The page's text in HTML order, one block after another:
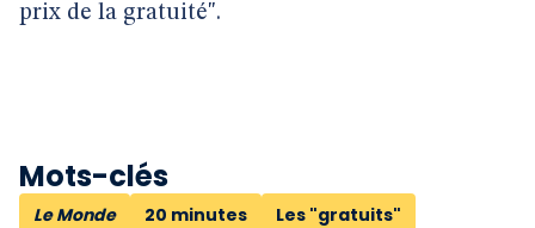
prix de la gratuité".
Mots-clés
Le Monde 20 minutes
Les "gratuits"